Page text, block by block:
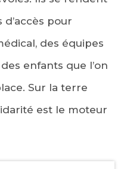
pour
des équipes
enfants que l’on
Sur la terre
est le moteur